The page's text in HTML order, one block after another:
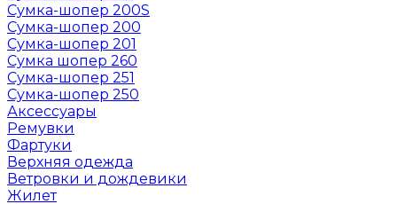
Сумка-шопер 200S
Сумка-шопер 200
Сумка-шопер 201
Сумка шопер 260
Сумка-шопер 251
Сумка-шопер 250
Аксессуары
Ремувки
Фартуки
Верхняя одежда
Ветровки и дождевики
Жилет